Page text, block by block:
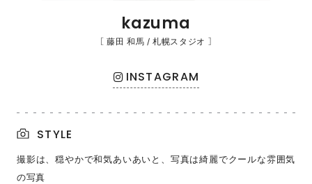
kazuma
［ 藤田 和馬 / 札幌スタジオ ］
INSTAGRAM
STYLE
撮影は、穏やかで和気あいあいと、写真は綺麗でクールな雰囲気
の写真